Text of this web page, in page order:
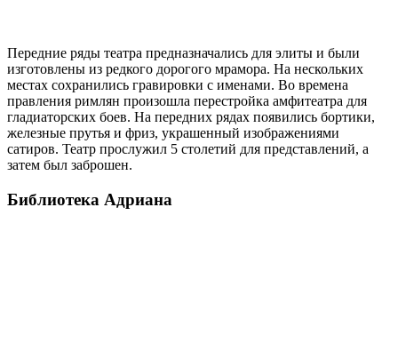
Передние ряды театра предназначались для элиты и были
изготовлены из редкого дорогого мрамора. На нескольких
местах сохранились гравировки с именами. Во времена
правления римлян произошла перестройка амфитеатра для
гладиаторских боев. На передних рядах появились бортики,
железные прутья и фриз, украшенный изображениями
сатиров. Театр прослужил 5 столетий для представлений, а
затем был заброшен.
Библиотека Адриана